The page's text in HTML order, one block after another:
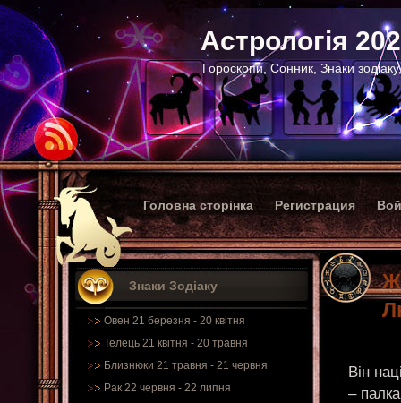
Астрологія
Гороскопи, Сонник, Знаки
Головна сторінка Регистрация
Знаки Зодіаку
Овен 21 березня - 20 квітня
Телець 21 квітня - 20 травня
Близнюки 21 травня - 21 червня
Рак 22 червня - 22 липня
Він
–